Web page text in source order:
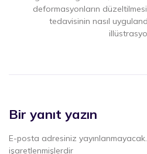
Bir yanıt yazın
E-posta adresiniz yayınlanmayacak.
işaretlenmişlerdir